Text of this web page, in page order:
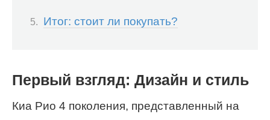
Итог: стоит ли покупать?
Первый взгляд: Дизайн и стиль
Киа Рио 4 поколения, представленный на